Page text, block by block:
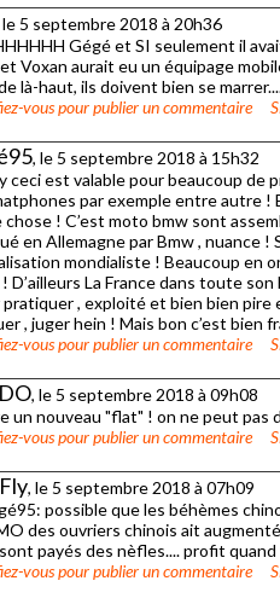
le 5 septembre 2018 à 20h36
Gégé et SI seulement il
Voxan aurait eu un équipage
là-haut, ils doivent bien se
vouspour publier un commentaire
, le 5 septembre 2018 à 15h32
ceci est valable pour beaucoup de
par exemple entre autre !
chose ! C’est moto bmw sont
en Allemagne par Bmw , nuance !
mondialiste ! Beaucoup en
D’ailleurs La France dans toute
pratiquer , exploité et bien bien
, juger hein ! Mais bon c’est bien
vouspour publier un commentaire
, le 5 septembre 2018 à 09h08
un nouveau "flat" ! on ne peut pas
vouspour publier un commentaire
, le 5 septembre 2018 à 07h09
possible que les béhèmes
des ouvriers chinois ait
sont payés des nèfles.... profit
vouspour publier un commentaire